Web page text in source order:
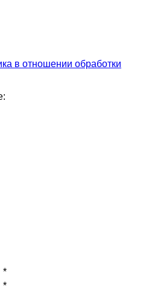
в отношении обработки
*
*